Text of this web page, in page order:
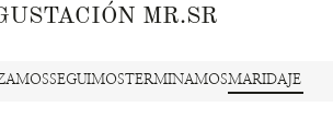
MR.SR
SEGUIMOS TERMINAMOSMARIDAJE DE